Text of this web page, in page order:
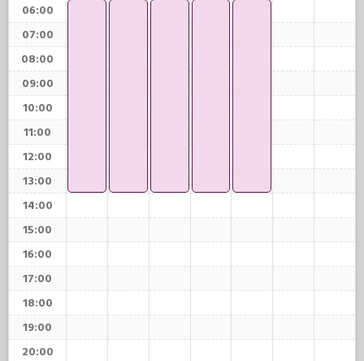
06:00
07:00
08:00
09:00
10:00
11:00
12:00
13:00
14:00
15:00
16:00
17:00
18:00
19:00
20:00